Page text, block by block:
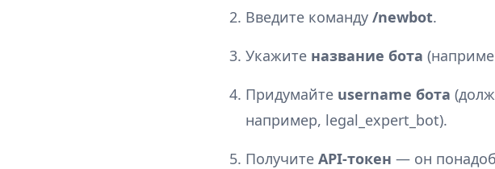
Введите команду /newbot.
Укажите название бота
Придумайте username бота
например, legal_expert_bot).
Получите API-токен — он